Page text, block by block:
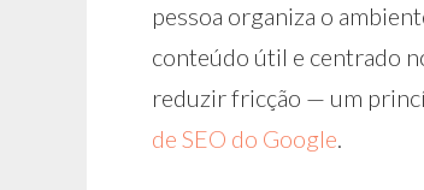
pessoa organiza o
conteúdo útil e centrado
reduzir fricção — um
de SEO do Google.